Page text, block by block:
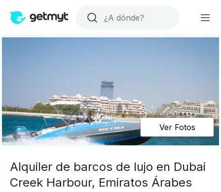
Ver Fotos
Alquiler de barcos de lujo en Dubai
Creek Harbour, Emiratos Árabes